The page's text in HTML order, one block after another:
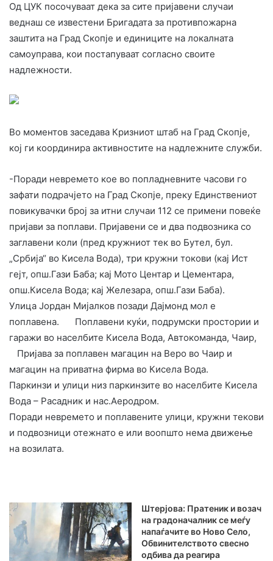
Од ЦУК посочуваат дека за сите пријавени случаи
веднаш се известени Бригадата за противпожарна
заштита на Град Скопје и единиците на локалната
самоуправа, кои постапуваат согласно своите
надлежности.
Во моментов заседава Кризниот штаб на Град Скопје,
кој ги координира активностите на надлежните служби.
-Поради невремето кое во попладневните часови го
зафати подрачјето на Град Скопје, преку Единствениот
повикувачки број за итни случаи 112 се примени повеќе
пријави за поплави. Пријавени се и два подвозника со
заглавени коли (пред кружниот тек во Бутел, бул.
„Србија“ во Кисела Вода), три кружни токови (кај Ист
гејт, опш.Гази Баба; кај Мото Центар и Цементара,
опш.Кисела Вода; кај Железара, опш.Гази Баба).
Улица Јордан Мијалков позади Дајмонд мол е
поплавена. Поплавени куќи, подрумски простории и
гаражи во населбите Кисела Вода, Автокоманда, Чаир,
Пријава за поплавен магацин на Веро во Чаир и
магацин на приватна фирма во Кисела Вода.
Паркинзи и улици низ паркинзите во населбите Кисела
Вода – Расадник и нас.Аеродром.
Поради невремето и поплавените улици, кружни текови
и подвозници отежнато е или воопшто нема движење
на возилата.
Штерјова: Пратеник и возач
на градоначалник се меѓу
напаѓачите во Ново Село,
Обвинителството свесно
одбива да реагира